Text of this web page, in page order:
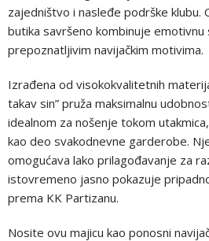
zajedništvo i nasleđe podrške klubu.
butika savršeno kombinuje emotivnu
prepoznatljivim navijačkim motivima.
Izrađena od visokokvalitetnih
takav sin” pruža maksimalnu
idealnom za nošenje tokom
kao deo svakodnevne garderobe.
omogućava lako prilagođavanje za
istovremeno jasno pokazuje
prema KK Partizanu.
Nosite ovu majicu kao ponosni